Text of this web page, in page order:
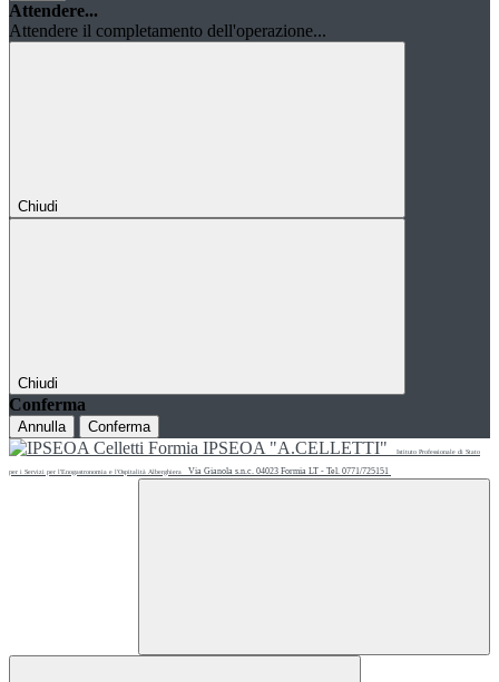
Attendere...
Attendere il completamento dell'operazione...
Chiudi
Chiudi
Conferma
Annulla Conferma
IPSEOA "A.CELLETTI" Istituto Professionale di Stato
per i Servizi per l'Enogastronomia e l'Ospitalità Alberghiera Via Gianola s.n.c. 04023 Formia LT - Tel. 0771/725151